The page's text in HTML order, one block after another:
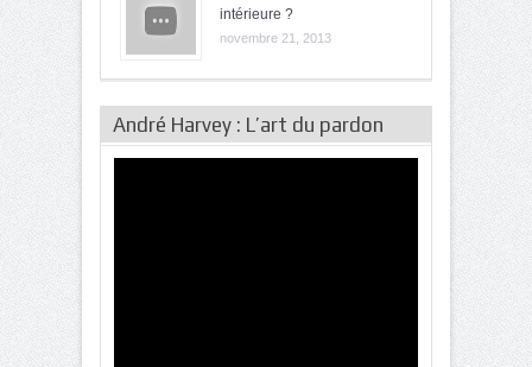
intérieure ?
novembre 21, 2013
André Harvey : L’art du pardon